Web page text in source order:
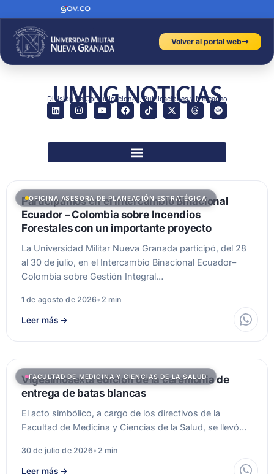
Volver al portal web
UMNG NOTICIAS
División de Comunicaciones, Publicaciones y Mercadeo
OFICINA ASESORA DE PLANEACIÓN ESTRATÉGICA
Participamos en el Intercambio Binacional
Ecuador – Colombia sobre Incendios
Forestales con un importante proyecto
La Universidad Militar Nueva Granada participó, del 28
al 30 de julio, en el Intercambio Binacional Ecuador–
Colombia sobre Gestión Integral…
1 de agosto de 2026• 2 min
Leer más →
FACULTAD DE MEDICINA Y CIENCIAS DE LA SALUD
Vigesimosexta edición de la ceremonia de
entrega de batas blancas
El acto simbólico, a cargo de los directivos de la
Facultad de Medicina y Ciencias de la Salud, se llevó…
30 de julio de 2026• 2 min
Leer más →